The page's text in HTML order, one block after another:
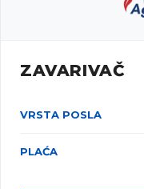
ZAVARIVAČ